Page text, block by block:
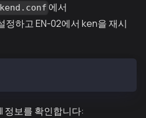
에서
정하고 EN-02에서 ken을 재시
정보를 확인합니다: